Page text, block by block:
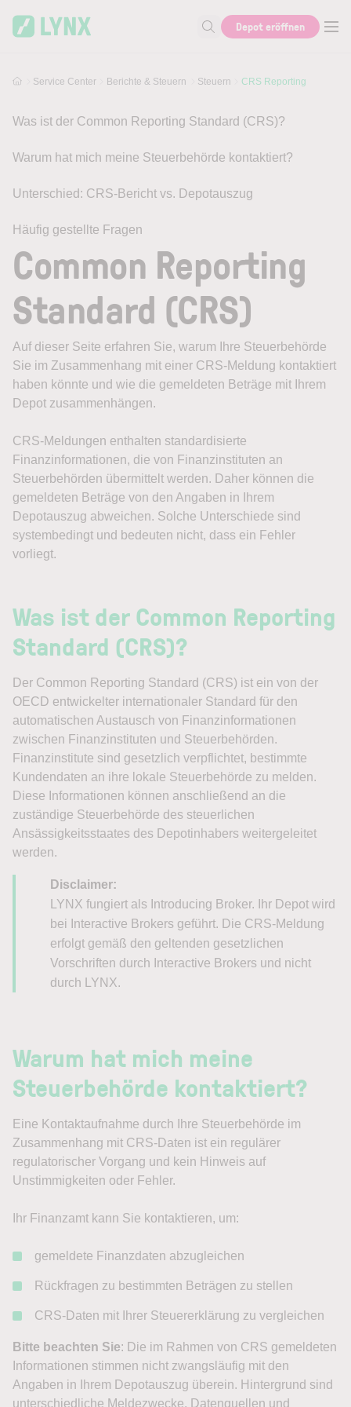
Suche nach Hilfe oder Info
Depot eröffnen
Service Center Berichte & Steuern Steuern CRS Reporting
Was ist der Common Reporting Standard (CRS)?
Warum hat mich meine Steuerbehörde kontaktiert?
Unterschied: CRS-Bericht vs. Depotauszug
Häufig gestellte Fragen
Common Reporting
Standard (CRS)
Auf dieser Seite erfahren Sie, warum Ihre Steuerbehörde
Sie im Zusammenhang mit einer CRS-Meldung kontaktiert
haben könnte und wie die gemeldeten Beträge mit Ihrem
Depot zusammenhängen.
CRS-Meldungen enthalten standardisierte
Finanzinformationen, die von Finanzinstituten an
Steuerbehörden übermittelt werden. Daher können die
gemeldeten Beträge von den Angaben in Ihrem
Depotauszug abweichen. Solche Unterschiede sind
systembedingt und bedeuten nicht, dass ein Fehler
vorliegt.
Was ist der Common Reporting
Standard (CRS)?
Der Common Reporting Standard (CRS) ist ein von der
OECD entwickelter internationaler Standard für den
automatischen Austausch von Finanzinformationen
zwischen Finanzinstituten und Steuerbehörden.
Finanzinstitute sind gesetzlich verpflichtet, bestimmte
Kundendaten an ihre lokale Steuerbehörde zu melden.
Diese Informationen können anschließend an die
zuständige Steuerbehörde des steuerlichen
Ansässigkeitsstaates des Depotinhabers weitergeleitet
werden.
Disclaimer:
LYNX fungiert als Introducing Broker. Ihr Depot wird
bei Interactive Brokers geführt. Die CRS-Meldung
erfolgt gemäß den geltenden gesetzlichen
Vorschriften durch Interactive Brokers und nicht
durch LYNX.
Warum hat mich meine
Steuerbehörde kontaktiert?
Eine Kontaktaufnahme durch Ihre Steuerbehörde im
Zusammenhang mit CRS-Daten ist ein regulärer
regulatorischer Vorgang und kein Hinweis auf
Unstimmigkeiten oder Fehler.
Ihr Finanzamt kann Sie kontaktieren, um:
gemeldete Finanzdaten abzugleichen
Rückfragen zu bestimmten Beträgen zu stellen
CRS-Daten mit Ihrer Steuererklärung zu vergleichen
Bitte beachten Sie: Die im Rahmen von CRS gemeldeten
Informationen stimmen nicht zwangsläufig mit den
Angaben in Ihrem Depotauszug überein. Hintergrund sind
unterschiedliche Meldezwecke, Datenquellen und